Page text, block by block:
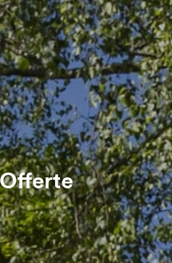
Offerte